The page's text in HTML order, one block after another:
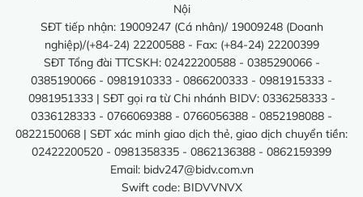
Nội
SĐT tiếp nhận: 19009247 (Cá nhân)/ 19009248 (Doanh
nghiệp)/(+84-24) 22200588 - Fax: (+84-24) 22200399
SĐT Tổng đài TTCSKH: 02422200588 - 0385290066 -
0385190066 - 0981910333 - 0866200333 - 0981915333 -
0981951333 | SĐT gọi ra từ Chi nhánh BIDV: 0336258333 -
0336128333 - 0766069388 - 0766056388 - 0852198088 -
0822150068 | SĐT xác minh giao dịch thẻ, giao dịch chuyển tiền:
02422200520 - 0981358335 - 0862136388 - 0862159399
Email: bidv247@bidv.com.vn
Swift code: BIDVVNVX